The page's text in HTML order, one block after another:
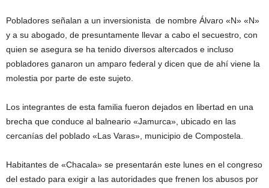
Pobladores señalan a un inversionista de nombre Álvaro «N» «N»
y a su abogado, de presuntamente llevar a cabo el secuestro, con
quien se asegura se ha tenido diversos altercados e incluso
pobladores ganaron un amparo federal y dicen que de ahí viene la
molestia por parte de este sujeto.
Los integrantes de esta familia fueron dejados en libertad en una
brecha que conduce al balneario «Jamurca», ubicado en las
cercanías del poblado «Las Varas», municipio de Compostela.
Habitantes de «Chacala» se presentarán este lunes en el congreso
del estado para exigir a las autoridades que frenen los abusos por